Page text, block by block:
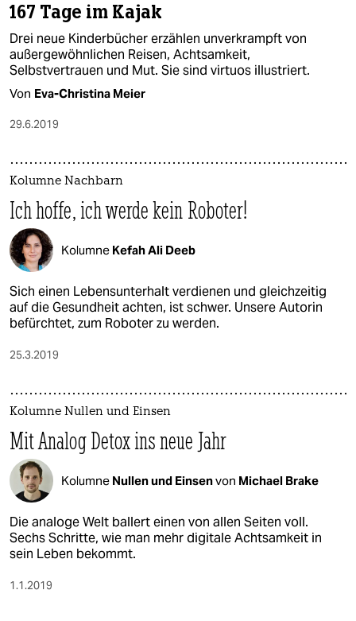
167 Tage im Kajak
Drei neue Kinderbücher erzählen unverkrampft von
außergewöhnlichen Reisen, Achtsamkeit,
Selbstvertrauen und Mut. Sie sind virtuos illustriert.
Von Eva-Christina Meier
29.6.2019
Kolumne Nachbarn
Ich hoffe, ich werde kein Roboter!
Kolumne Kefah Ali Deeb
Sich einen Lebensunterhalt verdienen und gleichzeitig
auf die Gesundheit achten, ist schwer. Unsere Autorin
befürchtet, zum Roboter zu werden.
25.3.2019
Kolumne Nullen und Einsen
Mit Analog Detox ins neue Jahr
Kolumne Nullen und Einsenvon Michael Brake
Die analoge Welt ballert einen von allen Seiten voll.
Sechs Schritte, wie man mehr digitale Achtsamkeit in
sein Leben bekommt.
1.1.2019